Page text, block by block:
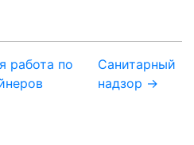
работа по
Санитарный
надзор →